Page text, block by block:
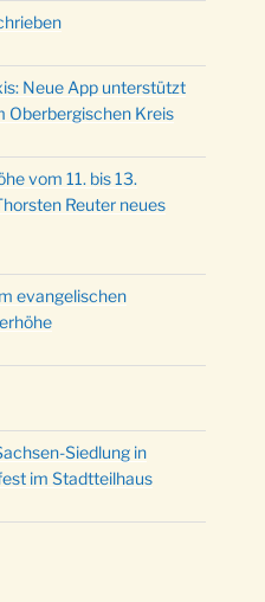
Neue App unterstützt
Oberbergischen Kreis
vom 11. bis 13.
Reuter neues
evangelischen
Siedlung in
im Stadtteilhaus